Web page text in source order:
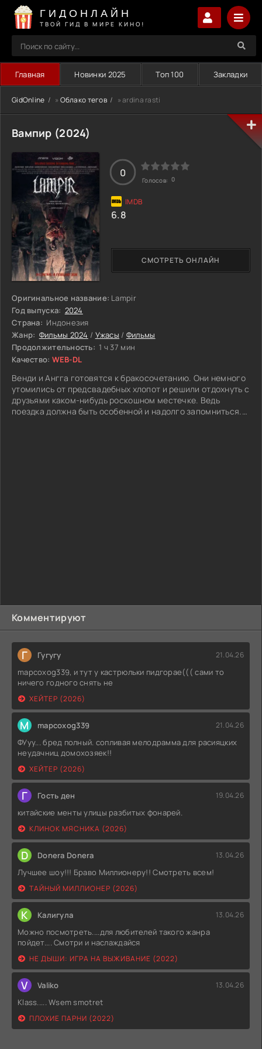
ГИДОНЛАЙН
ТВОЙ ГИД В МИРЕ КИНО!
Главная Новинки 2025 Топ 100 Закладки
Комментируют
Г Гугугу 21.04.26
mapcoxog339, и тут у кастрюльки пидгорае((( сами то
ничего годного снять не
ХЕЙТЕР (2026)
M mapcoxog339 21.04.26
ФУуу... бред полный. сопливая мелодрамма для расияцких
неудачниц домохозяек!!
ХЕЙТЕР (2026)
Г Гость ден 19.04.26
китайские менты улицы разбитых фонарей.
КЛИНОК МЯСНИКА (2026)
D Donera Donera 13.04.26
Лучшее шоу!!! Браво Миллионеру!! Смотреть всем!
ТАЙНЫЙ МИЛЛИОНЕР (2026)
К Калигула 13.04.26
Можно посмотреть....для любителей такого жанра
пойдет.... Смотри и наслаждайся
НЕ ДЫШИ: ИГРА НА ВЫЖИВАНИЕ (2022)
V Valiko 13.04.26
Klass..... Wsem smotret
ПЛОХИЕ ПАРНИ (2022)
GidOnline » Облако тегов » ardina rasti
Вампир (2024)
Оригинальное название: Lampir
Год выпуска: 2024
Страна: Индонезия
Жанр: Фильмы 2024 / Ужасы / Фильмы
Продолжительность: 1 ч 37 мин
Качество: WEB-DL
Венди и Ангга готовятся к бракосочетанию. Они немного
утомились от предсвадебных хлопот и решили отдохнуть с
друзьями каком-нибудь роскошном местечке. Ведь
поездка должна быть особенной и надолго запомниться.
СМОТРЕТЬ ОНЛАЙН
0
Голосов: 0
6.8